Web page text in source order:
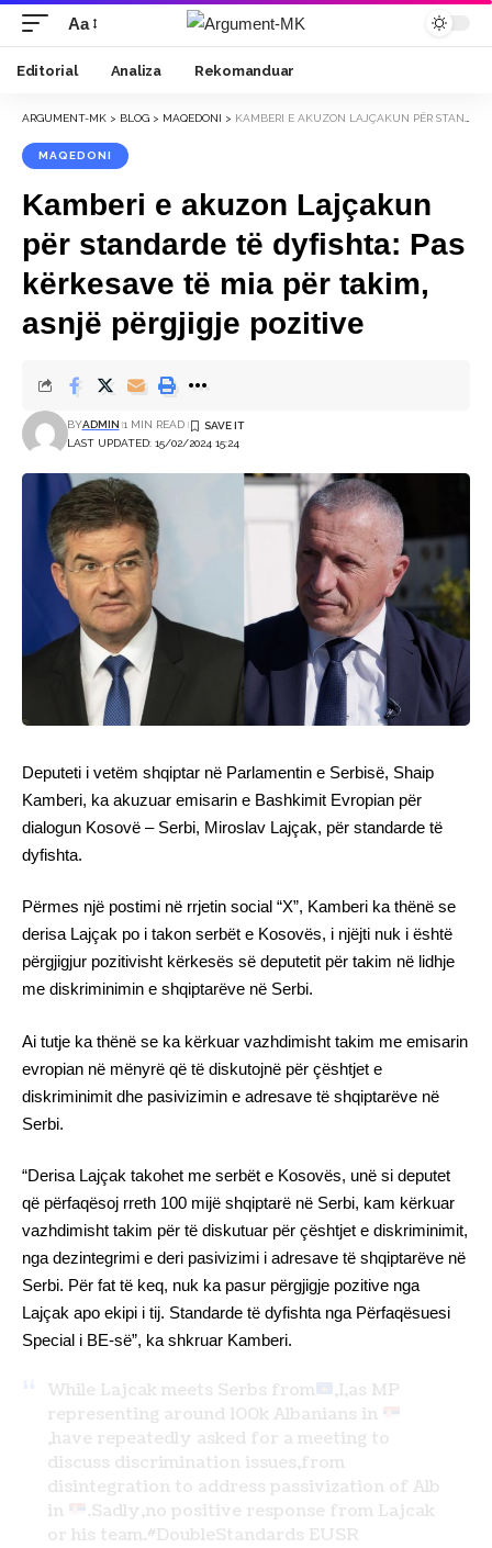
Font
Resizer
Aa
Editorial Analiza Rekomanduar
ARGUMENT-MK > BLOG > MAQEDONI > KAMBERI E AKUZON LAJÇAKUN PËR STANDARDE TË DYFISHTA: PAS KËRKESAVE TË MIA PËR TAKIM, ASNJË PËRGJIGJE POZITIVE
MAQEDONI
Kamberi e akuzon Lajçakun
për standarde të dyfishta: Pas
kërkesave të mia për takim,
asnjë përgjigje pozitive
LAST UPDATED: 15/02/2024 15:24
BYADMIN 1 MIN READ
Deputeti i vetëm shqiptar në Parlamentin e Serbisë, Shaip
Kamberi, ka akuzuar emisarin e Bashkimit Evropian për
dialogun Kosovë – Serbi, Miroslav Lajçak, për standarde të
dyfishta.
Përmes një postimi në rrjetin social “X”, Kamberi ka thënë se
derisa Lajçak po i takon serbët e Kosovës, i njëjti nuk i është
përgjigjur pozitivisht kërkesës së deputetit për takim në lidhje
me diskriminimin e shqiptarëve në Serbi.
Ai tutje ka thënë se ka kërkuar vazhdimisht takim me emisarin
evropian në mënyrë që të diskutojnë për çështjet e
diskriminimit dhe pasivizimin e adresave të shqiptarëve në
Serbi.
“Derisa Lajçak takohet me serbët e Kosovës, unë si deputet
që përfaqësoj rreth 100 mijë shqiptarë në Serbi, kam kërkuar
vazhdimisht takim për të diskutuar për çështjet e diskriminimit,
nga dezintegrimi e deri pasivizimi i adresave të shqiptarëve në
Serbi. Për fat të keq, nuk ka pasur përgjigje pozitive nga
Lajçak apo ekipi i tij. Standarde të dyfishta nga Përfaqësuesi
Special i BE-së”, ka shkruar Kamberi.
While Lajcak meets Serbs from
,I,as MP
representing around 100k Albanians in
,have repeatedly asked for a meeting to
discuss discrimination issues,from
disintegration to address passivization of Alb
in
.Sadly,no positive response from Lajcak
or his team.#DoubleStandards EUSR